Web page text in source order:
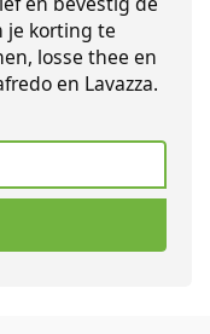
je korting te
losse thee en
en Lavazza.